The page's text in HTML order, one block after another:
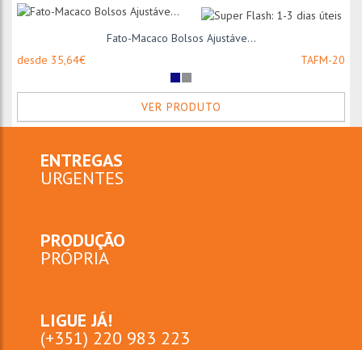
Fato-Macaco Bolsos Ajustáve...
desde 35,64€
TAFM-20
VER PRODUTO
ENTREGAS
URGENTES
PRODUÇÃO
PRÓPRIA
LIGUE JÁ!
(+351) 220 983 223